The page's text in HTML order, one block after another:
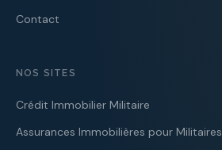
Contact
NOS SITES
Crédit Immobilier Militaire
Assurances Immobilières pour Militaires